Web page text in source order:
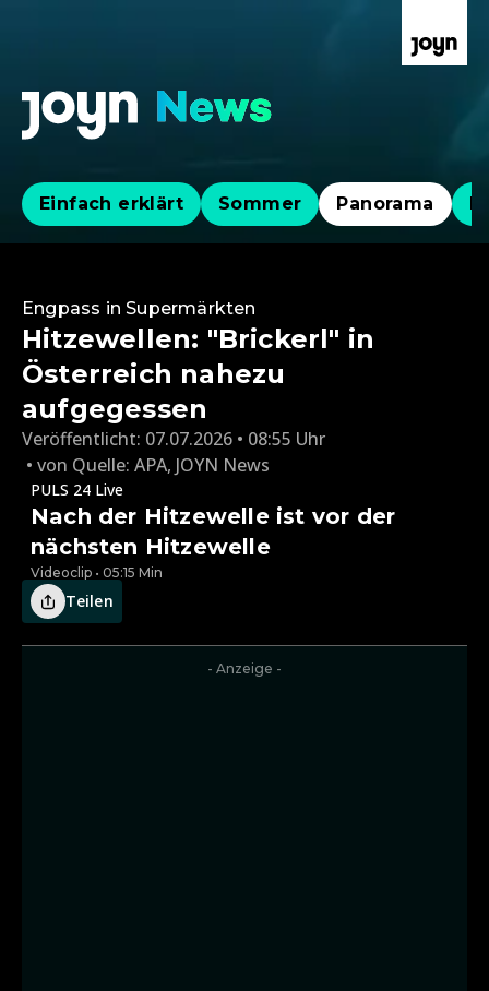
Einfach erklärt Sommer Panorama
Engpass in Supermärkten
Hitzewellen: "Brickerl" in
Österreich nahezu
aufgegessen
Veröffentlicht: 07.07.2026 • 08:55 Uhr
von Quelle: APA, JOYN News
PULS 24 Live
Nach der Hitzewelle ist vor der
nächsten Hitzewelle
Videoclip • 05:15 Min
Teilen
- Anzeige -